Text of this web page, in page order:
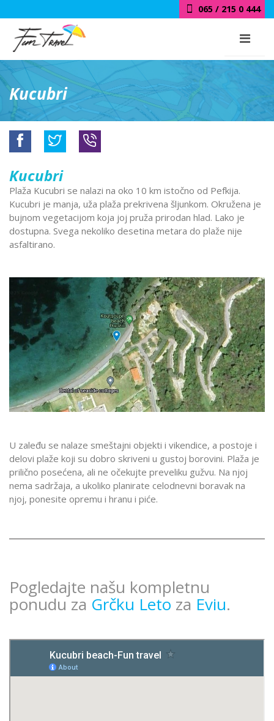
065 / 215 0 444
Kucubri
Kucubri
Plaža Kucubri se nalazi na oko 10 km istočno od Pefkija.
Kucubri je manja, uža plaža prekrivena šljunkom. Okružena je
bujnom vegetacijom koja joj pruža prirodan hlad. Lako je
dostupna. Svega nekoliko desetina metara do plaže nije
asfaltirano.
U zaleđu se nalaze smeštajni objekti i vikendice, a postoje i
delovi plaže koji su dobro skriveni u gustoj borovini. Plaža je
prilično posećena, ali ne očekujte preveliku gužvu. Na njoj
nema sadržaja, a ukoliko planirate celodnevni boravak na
njoj, ponesite opremu i hranu i piće.
Pogledajte našu kompletnu
ponudu za Grčku Leto za Eviu.